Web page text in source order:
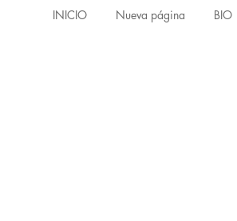
INICIO Nueva página BIO